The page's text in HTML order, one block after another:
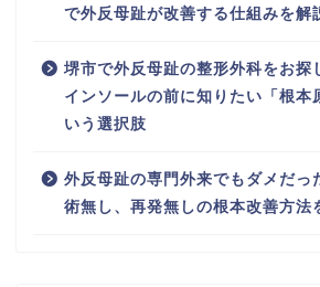
で外反母趾が改善する仕組みを解
堺市で外反母趾の整形外科をお探
インソールの前に知りたい「根本
いう選択肢
外反母趾の専門外来でもダメだっ
術無し、再発無しの根本改善方法